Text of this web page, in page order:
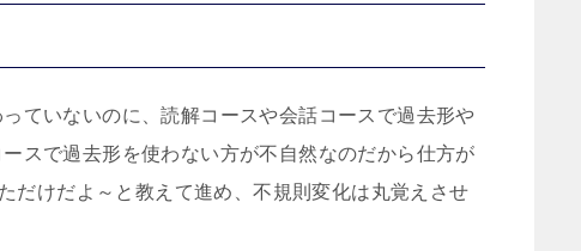
ていないのに、読解コースや会話コースで過去形や
スで過去形を使わない方が不自然なのだから仕方が
だけだよ～と教えて進め、不規則変化は丸覚えさせ